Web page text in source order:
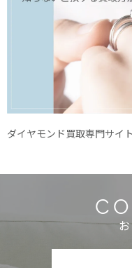
ダイヤモンド買取専門サイト